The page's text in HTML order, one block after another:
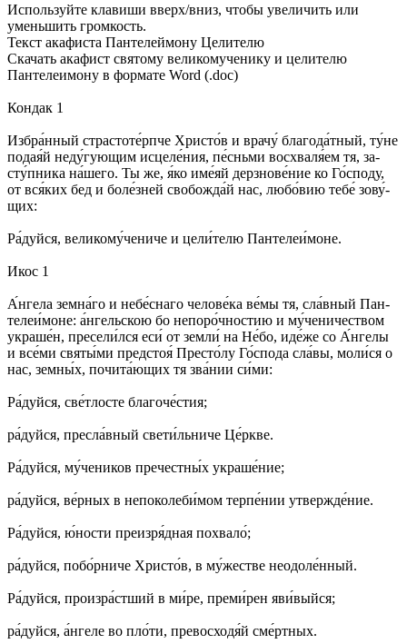
Используйте клавиши вверх/вниз, чтобы увеличить или
уменьшить громкость.
Текст акафиста Пантелеймону Целителю
Скачать акафист святому великомученику и целителю
Пантелеимону в формате Word (.doc)
Кондак 1
Из­бра́н­ный стра­сто­те́рп­че Хрис­то́в и вра­чу́ бла­го­да́т­ный, ту́­не
по­да­я́й не­ду́­гую­щим ис­це­ле́­ния, пе́снь­ми вос­хва­ля́­ем тя, за­
сту́п­ни­ка на́­ше­го. Ты же, я́ко име́яй дерз­но­ве́­ние ко Го́с­по­ду,
от вся́­ких бед и бо­ле́з­ней сво­бож­да́й нас, лю­бо́­вию те­бе́ зо­ву́­
щих:
Ра́­дуй­ся, ве­ли­ко­му́­че­ни­че и це­ли́­те­лю Пан­те­леи́­мо­не.
Икос 1
А́н­ге­ла зем­на́­го и не­бе́с­на­го че­ло­ве́­ка ве́­мы тя, сла́в­ный Пан­
те­леи́­мо­не: а́н­гель­скою бо не­по­ро́ч­нос­тию и му́­че­ни­чест­вом
укра­ше́н, пре­се­ли́л­ся еси́ от зем­ли́ на Не́­бо, иде́­же со А́н­ге­лы
и все́­ми свя­ты́­ми пред­стоя́ Пре­сто́­лу Го́с­по­да сла́­вы, мо­ли́­ся о
нас, зем­ны́х, по­чи­та́ю­щих тя зва́­нии си́­ми:
Ра́­дуй­ся, све́т­лос­те бла­го­че́с­тия;
ра́­дуй­ся, пре­сла́в­ный све­ти́ль­ни­че Це́рк­ве.
Ра́­дуй­ся, му́­че­ни­ков пре­чест­ны́х укра­ше́­ние;
ра́­дуй­ся, ве́р­ных в не­по­ко­ле­би́­мом тер­пе́­нии утвер­жде́­ние.
Ра́­дуй­ся, ю́нос­ти пре­из­ря́д­ная по­хва­ло́;
ра́­дуй­ся, по­бо́р­ни­че Хрис­то́в, в му́­же­стве не­одо­ле́н­ный.
Ра́­дуй­ся, про­из­ра́ст­ший в ми́­ре, пре­ми́­рен яви́­вый­ся;
ра́­дуй­ся, а́н­ге­ле во пло́­ти, пре­вос­хо­дя́й сме́рт­ных.